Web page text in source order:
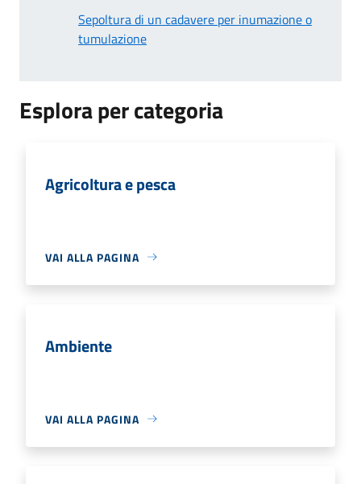
Sepoltura di un cadavere per inumazione o
tumulazione
Esplora per categoria
Agricoltura e pesca
VAI ALLA PAGINA
Ambiente
VAI ALLA PAGINA